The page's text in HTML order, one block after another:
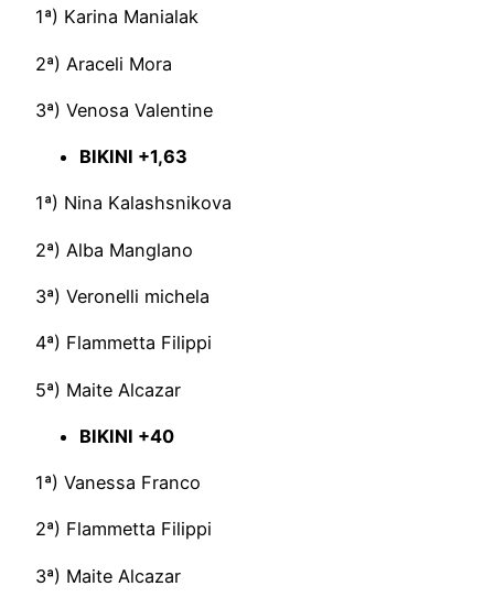
1ª) Karina Manialak
2ª) Araceli Mora
3ª) Venosa Valentine
BIKINI +1,63
1ª) Nina Kalashsnikova
2ª) Alba Manglano
3ª) Veronelli michela
4ª) Flammetta Filippi
5ª) Maite Alcazar
BIKINI +40
1ª) Vanessa Franco
2ª) Flammetta Filippi
3ª) Maite Alcazar